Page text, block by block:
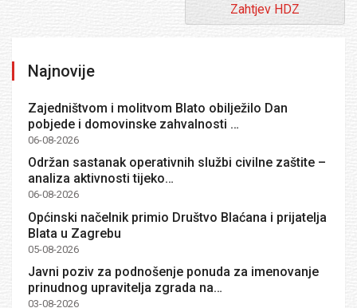
Zahtjev HDZ
Najnovije
Zajedništvom i molitvom Blato obilježilo Dan
pobjede i domovinske zahvalnosti …
06-08-2026
Održan sastanak operativnih službi civilne zaštite –
analiza aktivnosti tijeko…
06-08-2026
Općinski načelnik primio Društvo Blaćana i prijatelja
Blata u Zagrebu
05-08-2026
Javni poziv za podnošenje ponuda za imenovanje
prinudnog upravitelja zgrada na…
03-08-2026